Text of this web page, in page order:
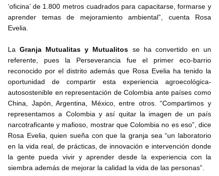
‘oficina’ de 1.800 metros cuadrados para capacitarse, formarse y
aprender temas de mejoramiento ambiental”, cuenta Rosa
Evelia.
LaGranja Mutualitas y Mutualitos se ha convertido en un
referente, pues la Perseverancia fue el primer eco-barrio
reconocido por el distrito además que Rosa Evelia ha tenido la
oportunidad de compartir esta experiencia agroecológica-
autosostenible en representación de Colombia ante países como
China, Japón, Argentina, México, entre otros. “Compartimos y
representamos a Colombia y así quitar la imagen de un país
narcotraficante y mafioso, mostrar que Colombia no es eso”, dice
Rosa Evelia, quien sueña con que la granja sea “un laboratorio
en la vida real, de prácticas, de innovación e intervención donde
la gente pueda vivir y aprender desde la experiencia con la
siembra además de mejorar la calidad la vida de las personas”.